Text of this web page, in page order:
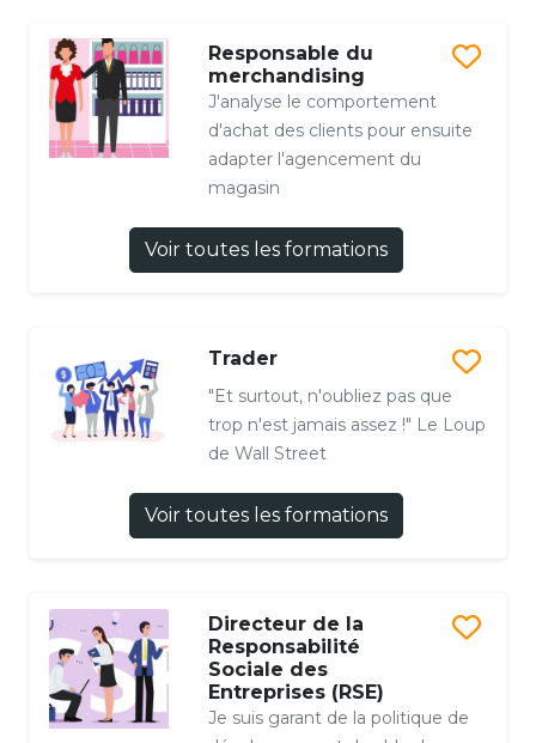
Responsable du
merchandising
J'analyse le comportement
d'achat des clients pour ensuite
adapter l'agencement du
magasin
Voir toutes les formations
Trader
"Et surtout, n'oubliez pas que
trop n'est jamais assez !" Le Loup
de Wall Street
Voir toutes les formations
Directeur de la
Responsabilité
Sociale des
Entreprises (RSE)
Je suis garant de la politique de